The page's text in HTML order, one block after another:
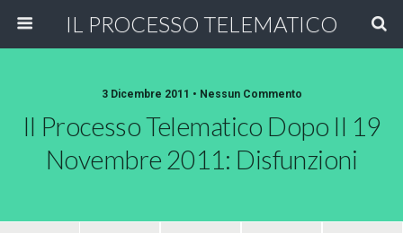
IL PROCESSO TELEMATICO
3 Dicembre 2011 • Nessun Commento
Il Processo Telematico Dopo Il 19
Novembre 2011: Disfunzioni